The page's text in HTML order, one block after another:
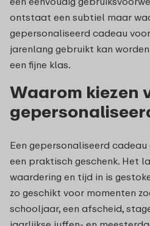
ontstaat een subtiel maar
gepersonaliseerd cadeau
jarenlang gebruikt kan
een fijne klas.
Waarom kiezen
Een gepersonaliseerd
een praktisch geschenk. Het
waardering en tijd in is
zo geschikt voor momenten
schooljaar, een afscheid,